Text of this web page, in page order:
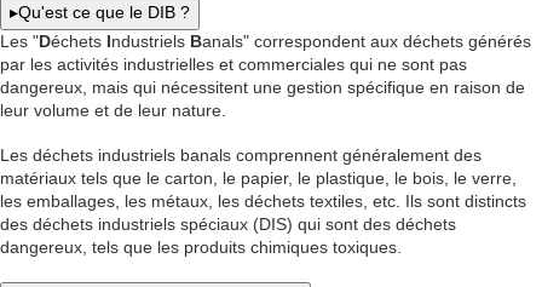
▸Qu'est ce que le DIB ?
Les "Déchets Industriels Banals" correspondent aux déchets générés
par les activités industrielles et commerciales qui ne sont pas
dangereux, mais qui nécessitent une gestion spécifique en raison de
leur volume et de leur nature.
Les déchets industriels banals comprennent généralement des
matériaux tels que le carton, le papier, le plastique, le bois, le verre,
les emballages, les métaux, les déchets textiles, etc. Ils sont distincts
des déchets industriels spéciaux (DIS) qui sont des déchets
dangereux, tels que les produits chimiques toxiques.